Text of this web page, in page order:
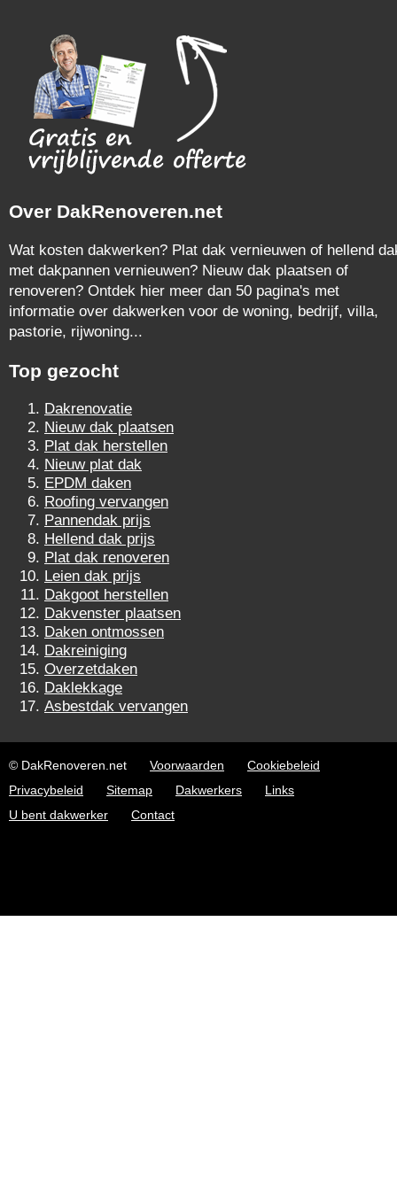
Over DakRenoveren.net
Wat kosten dakwerken? Plat dak vernieuwen of hellend
met dakpannen vernieuwen? Nieuw dak plaatsen of
renoveren? Ontdek hier meer dan 50 pagina's met
informatie over dakwerken voor de woning, bedrijf, villa,
pastorie, rijwoning...
Top gezocht
Dakrenovatie
Nieuw dak plaatsen
Plat dak herstellen
Nieuw plat dak
EPDM daken
Roofing vervangen
Pannendak prijs
Hellend dak prijs
Plat dak renoveren
Leien dak prijs
Dakgoot herstellen
Dakvenster plaatsen
Daken ontmossen
Dakreiniging
Overzetdaken
Daklekkage
Asbestdak vervangen
© DakRenoveren.net Voorwaarden
Cookiebeleid
Privacybeleid
Sitemap Dakwerkers
Links
U bent dakwerker
Contact